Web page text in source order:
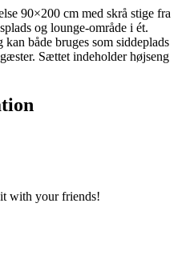
90×200 cm med skrå stige fra
og lounge-område i ét.
både bruges som siddeplads
Sættet indeholder højseng
with your friends!